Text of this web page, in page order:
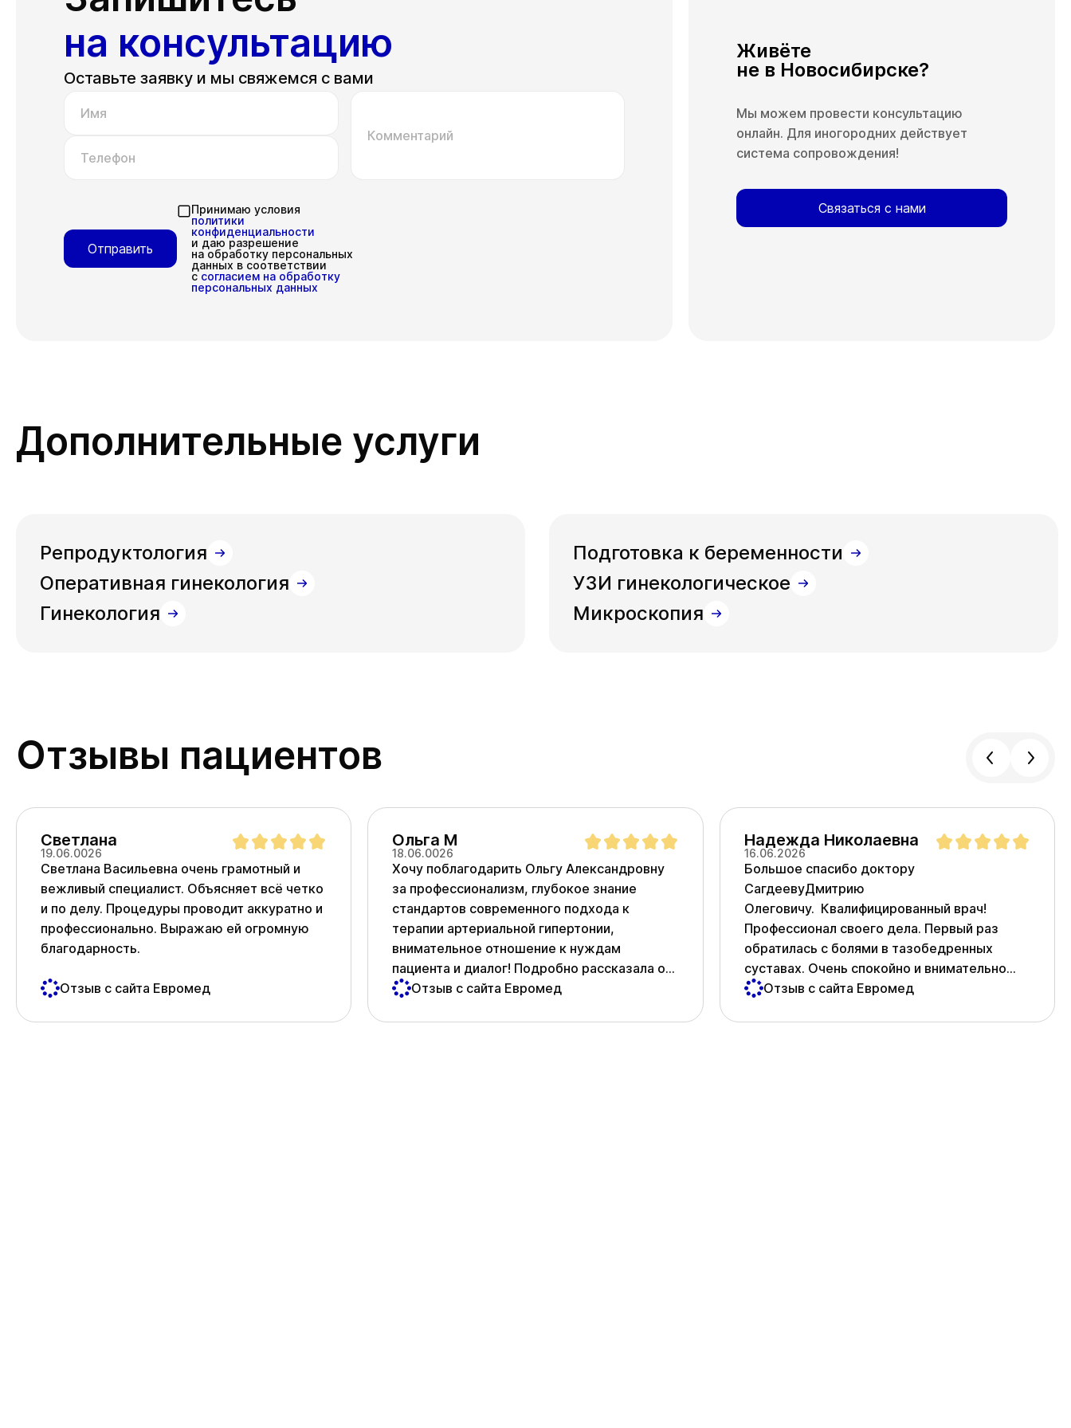
на консультацию
Оставьте заявку и мы свяжемся с вами
Имя
Телефон
Комментарий
Принимаю условия
политики
конфиденциальности
и даю разрешение
на обработку персональных
данных в соответствии
ссогласием на обработку
персональных данных
Отправить
Живёте
не в Новосибирске?
Мы можем провести консультацию
онлайн. Для иногородних действует
система сопровождения!
Связаться с нами
Дополнительные услуги
Репродуктология
Оперативная гинекология
Гинекология
Подготовка к беременности
УЗИ гинекологическое
Микроскопия
Отзывы пациентов
Светлана
19.06.0026
Светлана Васильевна очень грамотный и
вежливый специалист. Объясняет всё четко
и по делу. Процедуры проводит аккуратно и
профессионально. Выражаю ей огромную
благодарность.
Отзыв с сайта Евромед
Ольга М
18.06.0026
Хочу поблагодарить Ольгу Александровну
за профессионализм, глубокое знание
стандартов современного подхода к
терапии артериальной гипертонии,
внимательное отношение к нуждам
пациента и диалог! Подробно рассказала о
рисках и последствиях, а также вариантах
Отзыв с сайта Евромед
Надежда Николаевна
16.06.2026
Большое спасибо доктору
СагдеевуДмитрию
Олеговичу. Квалифицированный врач!
Профессионал своего дела. Первый раз
обратилась с болями в тазобедренных
суставах. Очень спокойно и внимательно
выслушал, назначил манипуляции , которые
Отзыв с сайта Евромед